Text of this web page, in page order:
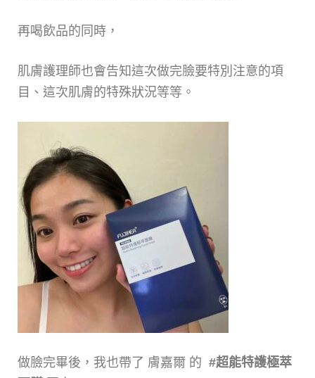
再喝飲品的同時，
肌膚護理師也會告知這次做完臉要特別注意的項
目、這次肌膚的特殊狀況等等。
做臉完畢後，我也帶了 膚嘉爾 的 #超能特護極萃